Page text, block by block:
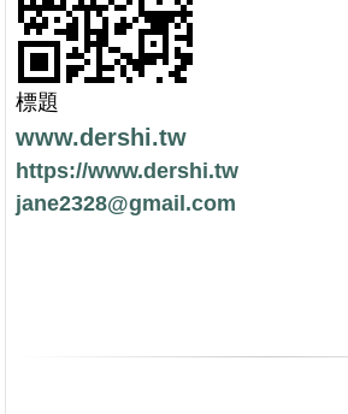
標題
www.dershi.tw
https://www.dershi.tw
jane2328@gmail.com